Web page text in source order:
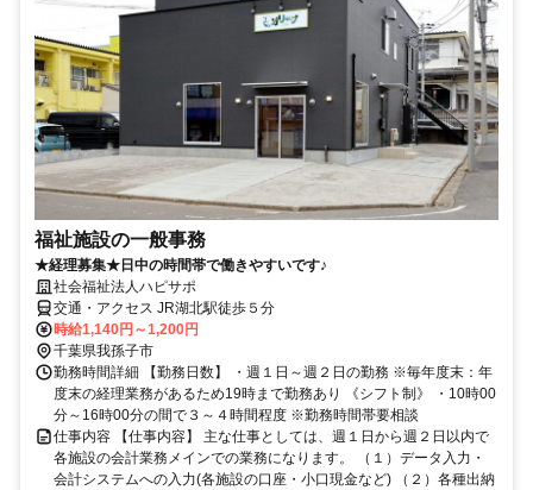
福祉施設の一般事務
★経理募集★日中の時間帯で働きやすいです♪
社会福祉法人ハピサポ
交通・アクセス JR湖北駅徒歩５分
時給1,140円～1,200円
千葉県我孫子市
勤務時間詳細 【勤務日数】 ・週１日～週２日の勤務 ※毎年度末：年
度末の経理業務があるため19時まで勤務あり 《シフト制》 ・10時00
分～16時00分の間で３～４時間程度 ※勤務時間帯要相談
仕事内容 【仕事内容】 主な仕事としては、週１日から週２日以内で
各施設の会計業務メインでの業務になります。 （１）データ入力・
会計システムへの入力(各施設の口座・小口現金など) （２）各種出納